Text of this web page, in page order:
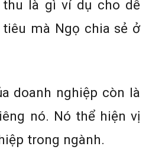
thu là gì ví dụ cho dễ
mà Ngọ chia sẻ ở
doanh nghiệp còn là
nó. Nó thể hiện vị
trong ngành.